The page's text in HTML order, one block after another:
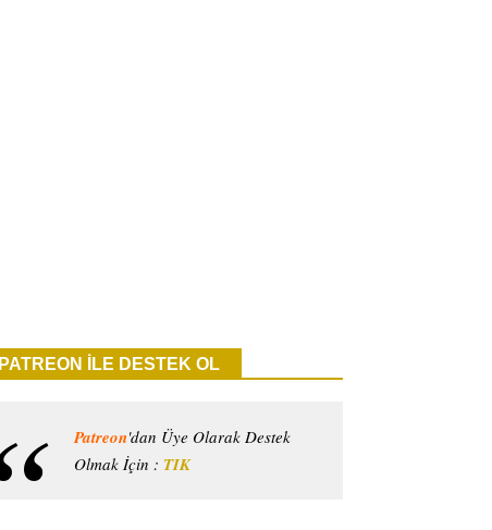
PATREON İLE DESTEK OL
Patreon'dan Üye Olarak Destek
Olmak İçin : TIK